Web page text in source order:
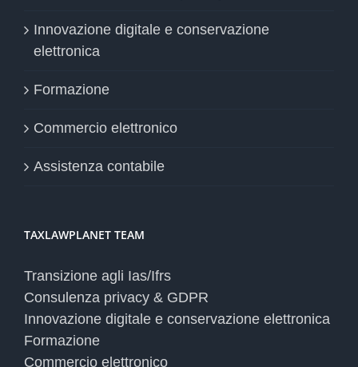
Innovazione digitale e conservazione
elettronica
Formazione
Commercio elettronico
Assistenza contabile
TAXLAWPLANET TEAM
Transizione agli Ias/Ifrs
Consulenza privacy & GDPR
Innovazione digitale e conservazione elettronica
Formazione
Commercio elettronico